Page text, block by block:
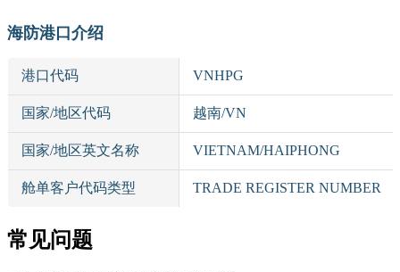
海防港口介绍
港口代码 VNHPG
国家/地区代码 越南/VN
国家/地区英文名称 VIETNAM/HAIPHONG
舱单客户代码类型 TRADE REGISTER NUMBER
常见问题